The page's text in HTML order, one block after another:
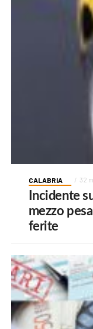
CALABRIA 32
Incidente
mezzo
ferite